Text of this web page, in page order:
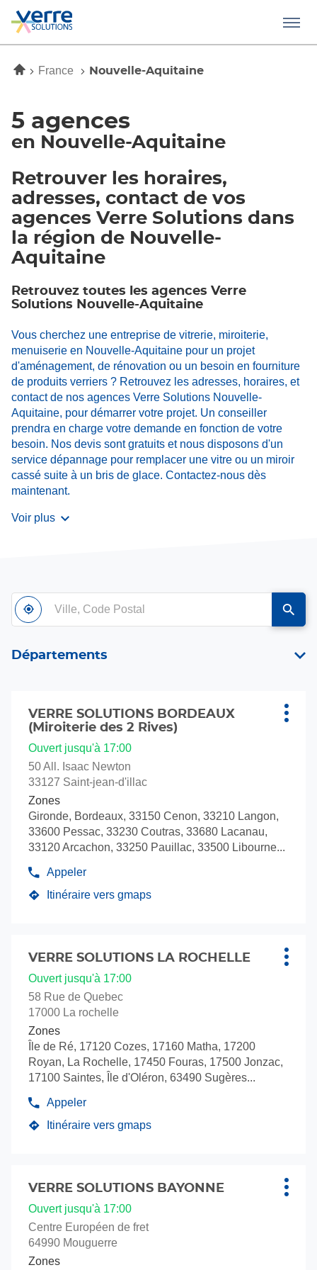
Menu
AccueilFrance Nouvelle-Aquitaine
5 agences
en Nouvelle-Aquitaine
Retrouver les horaires,
adresses, contact de vos
agences Verre Solutions dans
la région de Nouvelle-
Aquitaine
Retrouvez toutes les agences Verre
Solutions Nouvelle-Aquitaine
Vous cherchez une entreprise de vitrerie, miroiterie,
menuiserie en Nouvelle-Aquitaine pour un projet
d'aménagement, de rénovation ou un besoin en fourniture
de produits verriers ? Retrouvez les adresses, horaires, et
contact de nos agences Verre Solutions Nouvelle-
Aquitaine, pour démarrer votre projet. Un conseiller
prendra en charge votre demande en fonction de votre
besoin. Nos devis sont gratuits et nous disposons d'un
service dépannage pour remplacer une vitre ou un miroir
cassé suite à un bris de glace. Contactez-nous dès
maintenant.
Voir plus
À
proximité
,
trouver
point
de
Ville,
Code
Postal
un
point
vente
Départements
touche
ENTRÉE
pour
plus
amples
informations
Point
de
vente
:
VERRE SOLUTIONS BORDEAUX
(Miroiterie des 2 Rives)
Ouvert jusqu'à 17:00
50 All. Isaac Newton
33127 Saint-jean-d'illac
Zones
Gironde, Bordeaux, 33150 Cenon, 33210 Langon,
33600 Pessac, 33230 Coutras, 33680 Lacanau,
33120 Arcachon, 33250 Pauillac, 33500 Libourne...
Appeler
Afficher
le
numéro
point
vente
VERRE
SOLUTIONS
BORDEAUX
(Miroiterie
des
2
Rives)
Itinéraire vers gmaps
jusqu'au
VERRE
SOLUTIONS
BORDEAUX
(Miroiterie
des
2
Rives)
Plus
ENTRÉE
pour
obtenir
plus
amples
informations
Point
de
vente
VERRE SOLUTIONS LA ROCHELLE
Ouvert jusqu'à 17:00
58 Rue de Quebec
17000 La rochelle
Zones
Île de Ré, 17120 Cozes, 17160 Matha, 17200
Royan, La Rochelle, 17450 Fouras, 17500 Jonzac,
17100 Saintes, Île d'Oléron, 63490 Sugères...
Appeler
Afficher
le
numéro
point
vente
VERRE
SOLUTIONS
LA
ROCHELLE
Itinéraire vers gmaps
jusqu'au
VERRE
SOLUTIONS
LA
ROCHELLE
Plus
ENTRÉE
pour
obtenir
Point
de
vente
:
VERRE SOLUTIONS BAYONNE
Ouvert jusqu'à 17:00
Centre Européen de fret
64990 Mouguerre
Zones
Plus